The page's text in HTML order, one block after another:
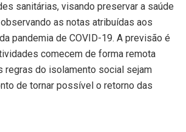
sanitárias, visando preservar a saúde
as notas atribuídas aos
pandemia de COVID-19. A previsão é
comecem de forma remota
regras do isolamento social sejam
de tornar possível o retorno das